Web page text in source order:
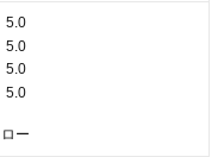
5.0
5.0
5.0
5.0
ー